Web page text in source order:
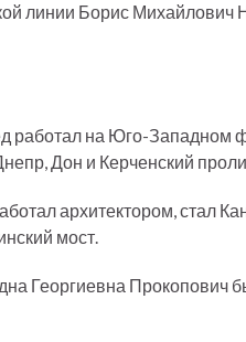
линии Борис Михайлович
работал на Юго-Западном
Дон и Керченский
архитектором, стал
мост.
Георгиевна Прокопович